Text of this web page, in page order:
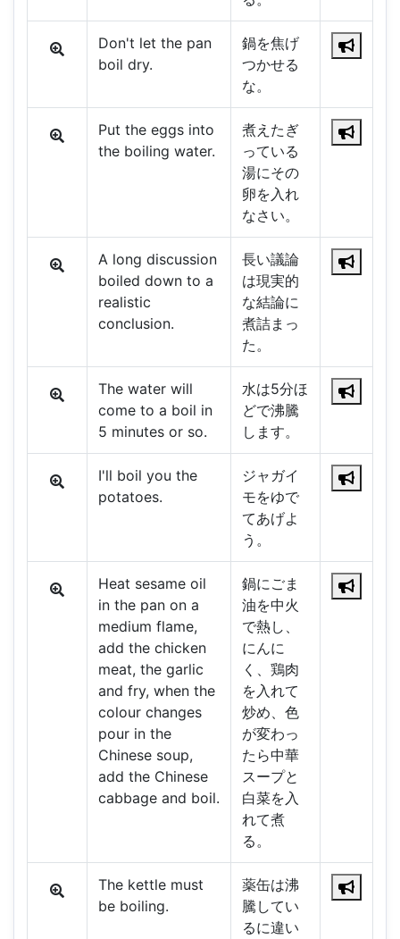
Don't let the pan
boil dry.
鍋を焦げ
つかせる
な。
Put the eggs into
the boiling water.
煮えたぎ
っている
湯にその
卵を入れ
なさい。
A long discussion
boiled down to a
realistic
conclusion.
長い議論
は現実的
な結論に
煮詰まっ
た。
The water will
come to a boil in
5 minutes or so.
水は5分ほ
どで沸騰
します。
I'll boil you the
potatoes.
ジャガイ
モをゆで
てあげよ
う。
Heat sesame oil
in the pan on a
medium flame,
add the chicken
meat, the garlic
and fry, when the
colour changes
pour in the
Chinese soup,
add the Chinese
cabbage and boil.
鍋にごま
油を中火
で熱し、
にんに
く、鶏肉
を入れて
炒め、色
が変わっ
たら中華
スープと
白菜を入
れて煮
る。
The kettle must
be boiling.
薬缶は沸
騰してい
るに違い